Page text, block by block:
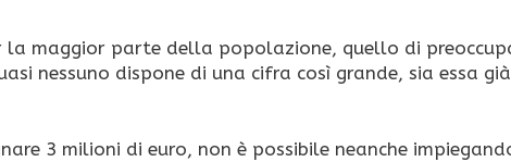
la maggior parte della popolazione, quello di
nessuno dispone di una cifra così grande, sia essa
3 milioni di euro, non è possibile neanche